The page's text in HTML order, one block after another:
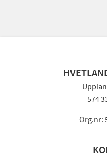
574
Org.nr: